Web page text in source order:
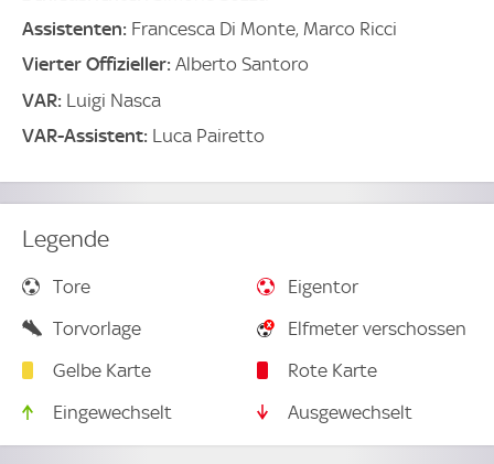
Assistenten: Francesca Di Monte, Marco Ricci
Vierter Offizieller: Alberto Santoro
VAR: Luigi Nasca
VAR-Assistent: Luca Pairetto
Legende
Tore
Eigentor
Torvorlage
Elfmeter verschossen
Gelbe Karte
Rote Karte
Eingewechselt
Ausgewechselt